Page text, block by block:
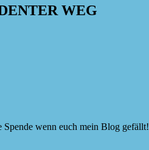
WEG
Spende wenn euch mein Blog gefällt!